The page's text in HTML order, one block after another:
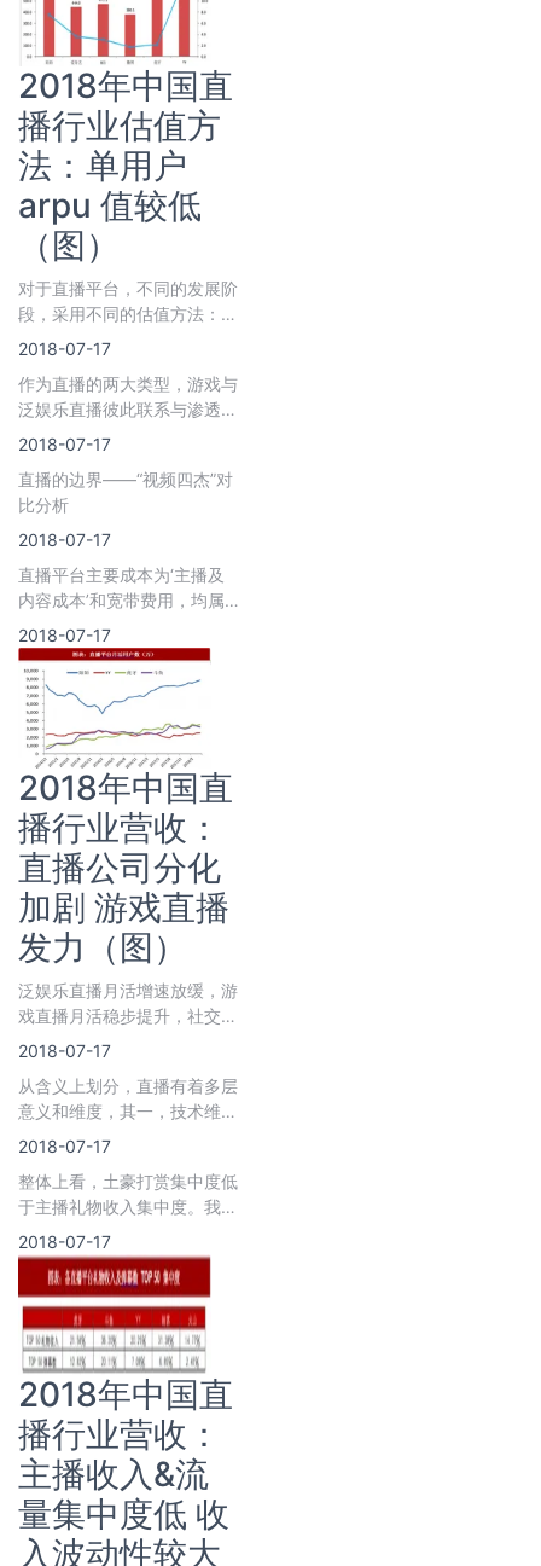
2018年中国直
播行业估值方
法：单用户
arpu 值较低
（图）
对于直播平台，不同的发展阶
段，采用不同的估值方法：单
用户市值、ps法（市销率）、
2018-07-17
作为直播的两大类型，游戏与
泛娱乐直播彼此联系与渗透，
却又相互区别；吸引主播的主
2018-07-17
直播的边界——“视频四杰”对
比分析
2018-07-17
直播平台主要成本为‘主播及
内容成本’和宽带费用，均属
于变动成本，经营杠杆效应不
明显。2
2018-07-17
2018年中国直
播行业营收：
直播公司分化
加剧 游戏直播
发力（图）
泛娱乐直播月活增速放缓，游
戏直播月活稳步提升，社交直
播异军突起。2017年，陌
2018-07-17
从含义上划分，直播有着多层
意义和维度，其一，技术维
度，直播是指在现场随着事件
2018-07-17
整体上看，土豪打赏集中度低
于主播礼物收入集中度。我们
可以发现，top50土豪打赏集
中度均相对较低
2018-07-17
2018年中国直
播行业营收：
主播收入&流
量集中度低 收
入波动性较大